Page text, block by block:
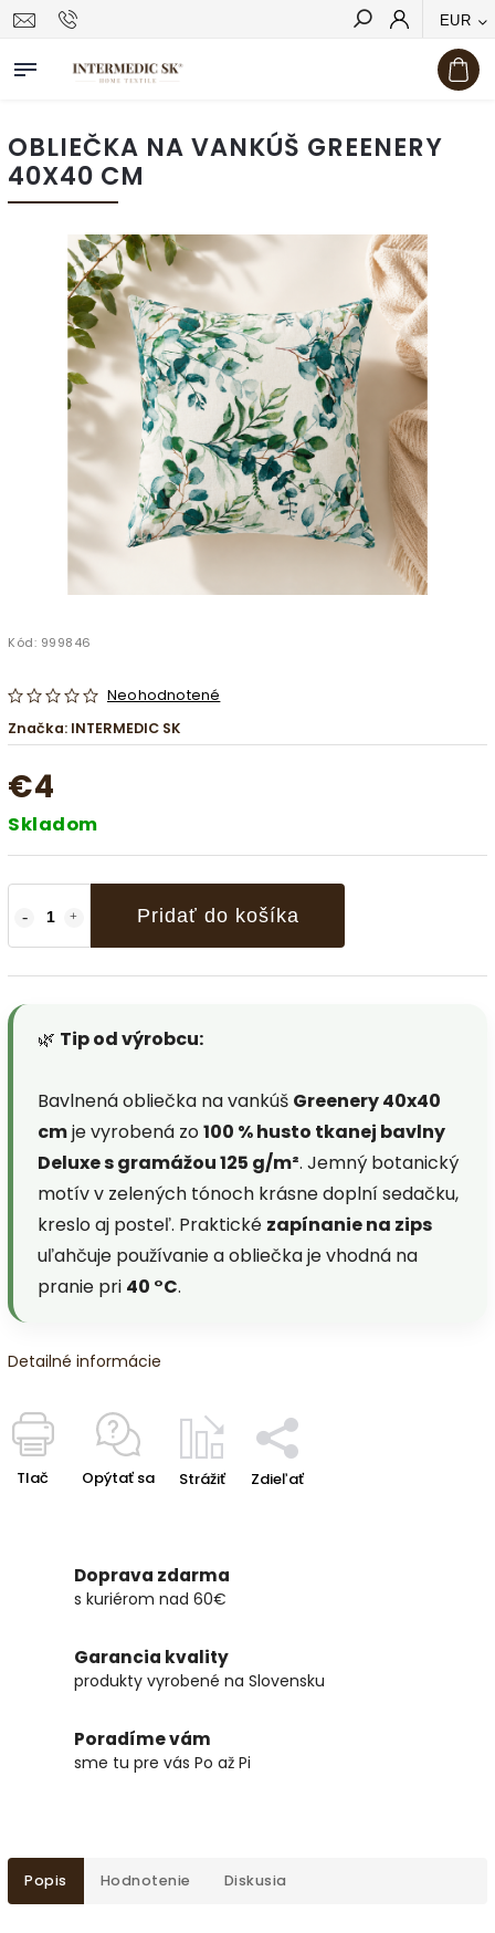
EUR
Hľadať
OBLIEČKA NA VANKÚŠ GREENERY
40X40 CM
Kód: 999846
Neohodnotené
Značka: INTERMEDIC SK
€4
Skladom
Pridať do košíka
🌿 Tip od výrobcu:
Bavlnená obliečka na vankúš Greenery 40x40
cmje vyrobená zo100 % husto tkanej bavlny
Deluxe s gramážou 125 g/m². Jemný botanický
motív v zelených tónoch krásne doplní sedačku,
kreslo aj posteľ. Praktické zapínanie na zips
uľahčuje používanie a obliečka je vhodná na
pranie pri 40 °C.
Detailné informácie
Tlač Opýtať sa Strážiť Zdieľať
Doprava zdarma
s kuriérom nad 60€
Garancia kvality
produkty vyrobené na Slovensku
Poradíme vám
sme tu pre vás Po až Pi
Popis Hodnotenie Diskusia